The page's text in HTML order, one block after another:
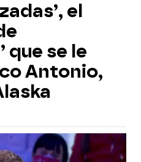
el
que se le
Antonio,